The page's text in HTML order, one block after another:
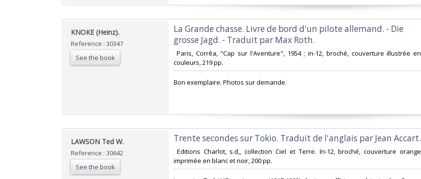
‎KNOKE (Heinz).‎
Reference : 30347
See the book
‎La Grande chasse. Livre de bord d'un pilote allemand. - Die
grosse Jagd. - Traduit par Max Roth.‎
‎ Paris, Corrêa, "Cap sur l'Aventure", 1954 ; in-12, broché, couverture illustrée en
couleurs, 219 pp. ‎
‎Bon exemplaire. Photos sur demande.‎
‎LAWSON Ted W.‎
Reference : 30642
See the book
‎Trente secondes sur Tokio. Traduit de l'anglais par Jean Accart.‎
‎ Editions Charlot, s.d,, collection Ciel et Terre. In-12, broché, couverture orange
imprimée en blanc et noir, 200 pp. ‎